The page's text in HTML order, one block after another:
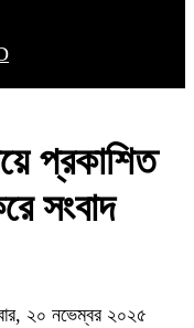
প্রকাশিত
সংবাদ
২০ নভেম্বর ২০২৫